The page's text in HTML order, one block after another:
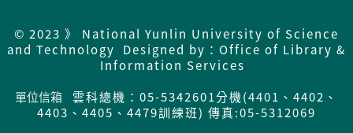
© 2023 》 National Yunlin University of Science
and Technology Designed by：Office of Library &
Information Services
單位信箱
雲科總機：05-5342601分機(4401、4402、
4403、4405、4479訓練班) 傳真:05-5312069